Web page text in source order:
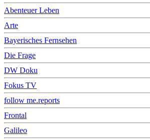
Abenteuer Leben
Arte
Bayerisches Fernsehen
Die Frage
DW Doku
Fokus TV
follow me.reports
Frontal
Galileo